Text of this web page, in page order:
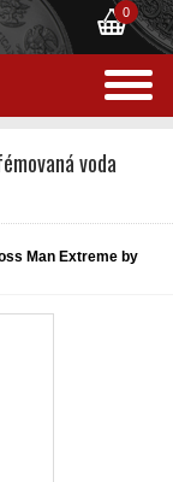
0
voda
Man Extreme by